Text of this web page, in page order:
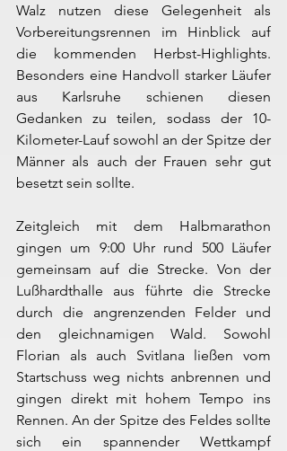
Walz nutzen diese Gelegenheit als
Vorbereitungsrennen im Hinblick auf
die kommenden Herbst-Highlights.
Besonders eine Handvoll starker Läufer
aus Karlsruhe schienen diesen
Gedanken zu teilen, sodass der 10-
Kilometer-Lauf sowohl an der Spitze der
Männer als auch der Frauen sehr gut
besetzt sein sollte.
Zeitgleich mit dem Halbmarathon
gingen um 9:00 Uhr rund 500 Läufer
gemeinsam auf die Strecke. Von der
Lußhardthalle aus führte die Strecke
durch die angrenzenden Felder und
den gleichnamigen Wald. Sowohl
Florian als auch Svitlana ließen vom
Startschuss weg nichts anbrennen und
gingen direkt mit hohem Tempo ins
Rennen. An der Spitze des Feldes sollte
sich ein spannender Wettkampf